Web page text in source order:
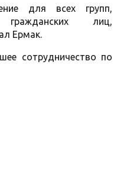
для всех групп,
лиц,
Ермак.
сотрудничество по